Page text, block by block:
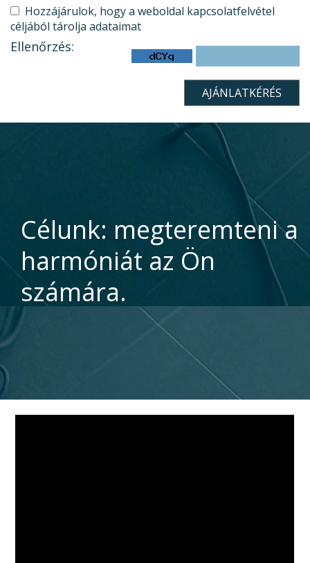
Hozzájárulok, hogy a weboldal kapcsolatfelvétel
céljából tárolja adataimat
Ellenőrzés:
Célunk: megteremteni a
harmóniát az Ön
számára.